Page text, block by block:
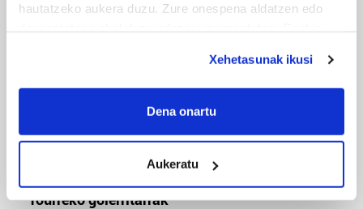
hautatzeko aukera duzu. Zure onespena aldatzen edo
If you allow, we would also like to:
Collect information about your geographical
Identify your device by actively scanning it for
specific characteristics (fingerprinting)
Xehetasunak ikusi
Dena onartu
Aukeratu
TXIRRINDULARITZA
Tourreko goierritarrak